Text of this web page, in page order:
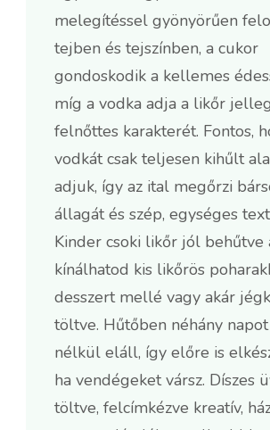
melegítéssel gyönyörűen
tejben és tejszínben, a cukor
gondoskodik a kellemes
míg a vodka adja a likőr
felnőttes karakterét. Fontos,
vodkát csak teljesen kihűlt
adjuk, így az ital megőrzi
állagát és szép, egységes
Kinder csoki likőr jól behűtve
kínálhatod kis likőrös
desszert mellé vagy akár
töltve. Hűtőben néhány
nélkül eláll, így előre is
ha vendégeket vársz. Díszes
töltve, felcímkézve kreatív,